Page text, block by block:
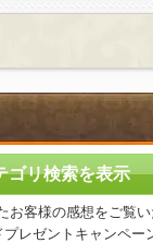
ゴリ検索を表示
客様の感想をご覧
レゼントキャンペー